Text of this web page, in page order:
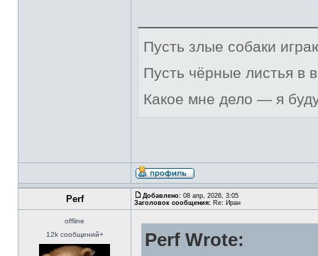
Пусть злые собаки
Пусть чёрные листья в
Какое мне дело — я
Perf Добавлено: 08 апр, 2026, 3:05
Заголовок сообщения: Re: Иран
offline
12k сообщений+
Perf Wrote: